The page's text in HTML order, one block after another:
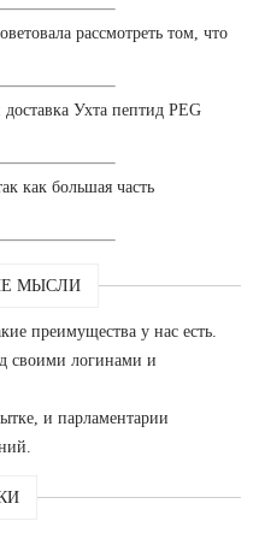
рассмотреть том, что
Ухта пептид PEG
как большая часть
МЫСЛИ
преимущества у нас есть.
своими логинами и
и парламентарии